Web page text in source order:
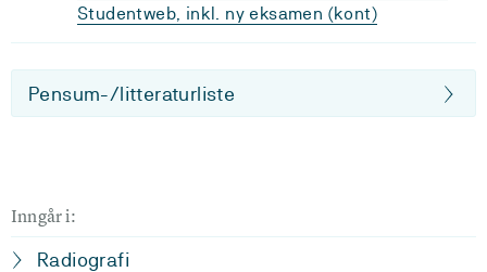
Studentweb, inkl. ny eksamen (kont)
Pensum-/litteraturliste
Inngår i:
Radiografi